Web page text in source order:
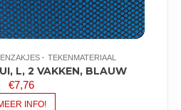
TEKENMATERIAAL
L, 2 VAKKEN, BLAUW
€7,76
INFO!